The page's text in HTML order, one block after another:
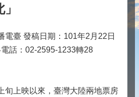
電臺 發稿日期：101年2月22日
話：02-2595-1233轉28
旬上映以來，臺灣大陸兩地票房